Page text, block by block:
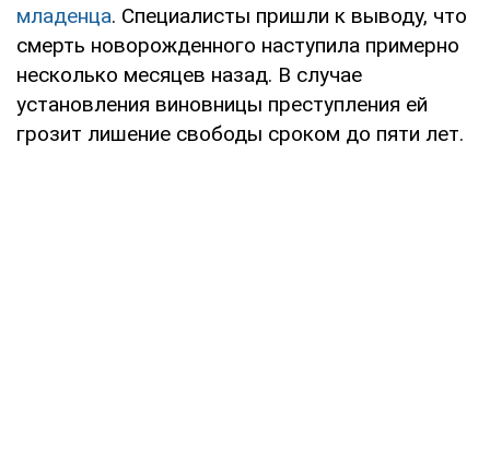
младенца. Специалисты пришли к выводу, что
смерть новорожденного наступила примерно
несколько месяцев назад. В случае
установления виновницы преступления ей
грозит лишение свободы сроком до пяти лет.